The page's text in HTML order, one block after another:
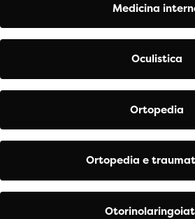
Medicina
Oculistica
Ortopedia
Ortopedia e